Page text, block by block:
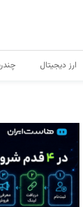
ارز دیجیتال